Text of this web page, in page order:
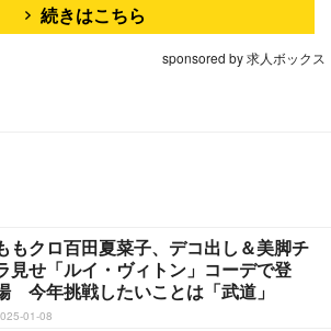
続きはこちら
sponsored by 求人ボックス
もクロ百田夏菜子、デコ出し＆美脚チ
見せ「ルイ・ヴィトン」コーデで登
今年挑戦したいことは「武道」
01-08